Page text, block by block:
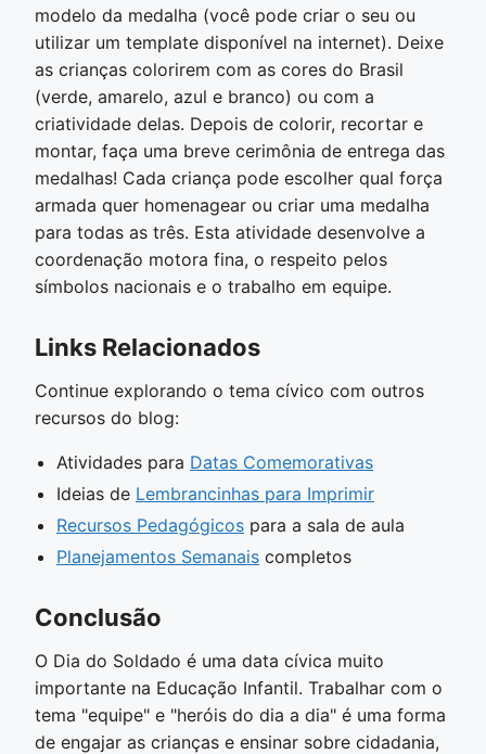
modelo da medalha (você pode criar o seu ou
utilizar um template disponível na internet). Deixe
as crianças colorirem com as cores do Brasil
(verde, amarelo, azul e branco) ou com a
criatividade delas. Depois de colorir, recortar e
montar, faça uma breve cerimônia de entrega das
medalhas! Cada criança pode escolher qual força
armada quer homenagear ou criar uma medalha
para todas as três. Esta atividade desenvolve a
coordenação motora fina, o respeito pelos
símbolos nacionais e o trabalho em equipe.
Links Relacionados
Continue explorando o tema cívico com outros
recursos do blog:
Atividades para Datas Comemorativas
Ideias de Lembrancinhas para Imprimir
Recursos Pedagógicos para a sala de aula
Planejamentos Semanais completos
Conclusão
O Dia do Soldado é uma data cívica muito
importante na Educação Infantil. Trabalhar com o
tema "equipe" e "heróis do dia a dia" é uma forma
de engajar as crianças e ensinar sobre cidadania,